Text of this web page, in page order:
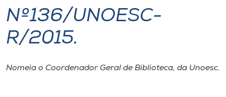
I.nova
Nº136/UNOESC-
R/2015.
Nomeia o Coordenador Geral de Biblioteca, da Unoesc.